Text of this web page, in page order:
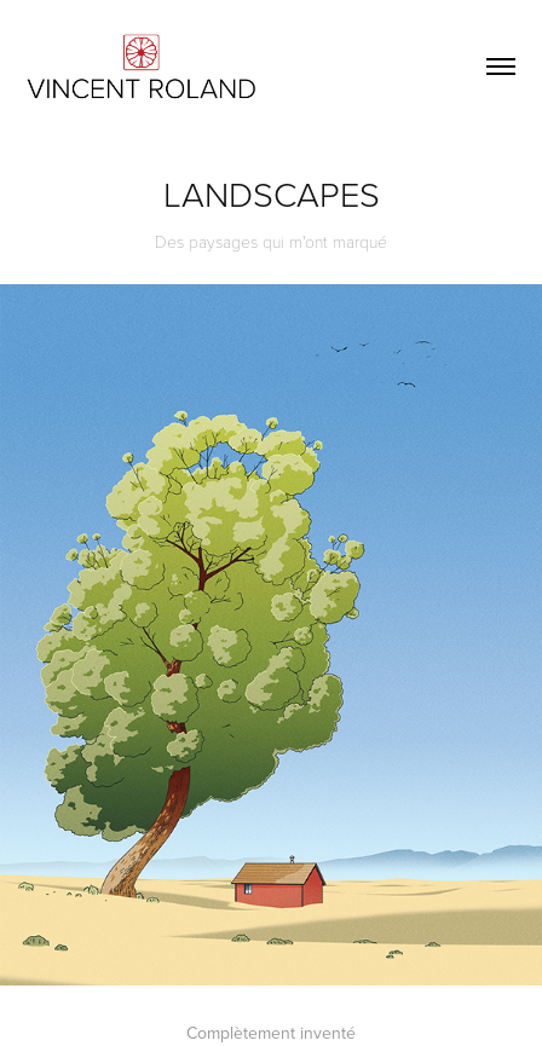
LANDSCAPES
Des paysages qui m'ont marqué
Complètement inventé